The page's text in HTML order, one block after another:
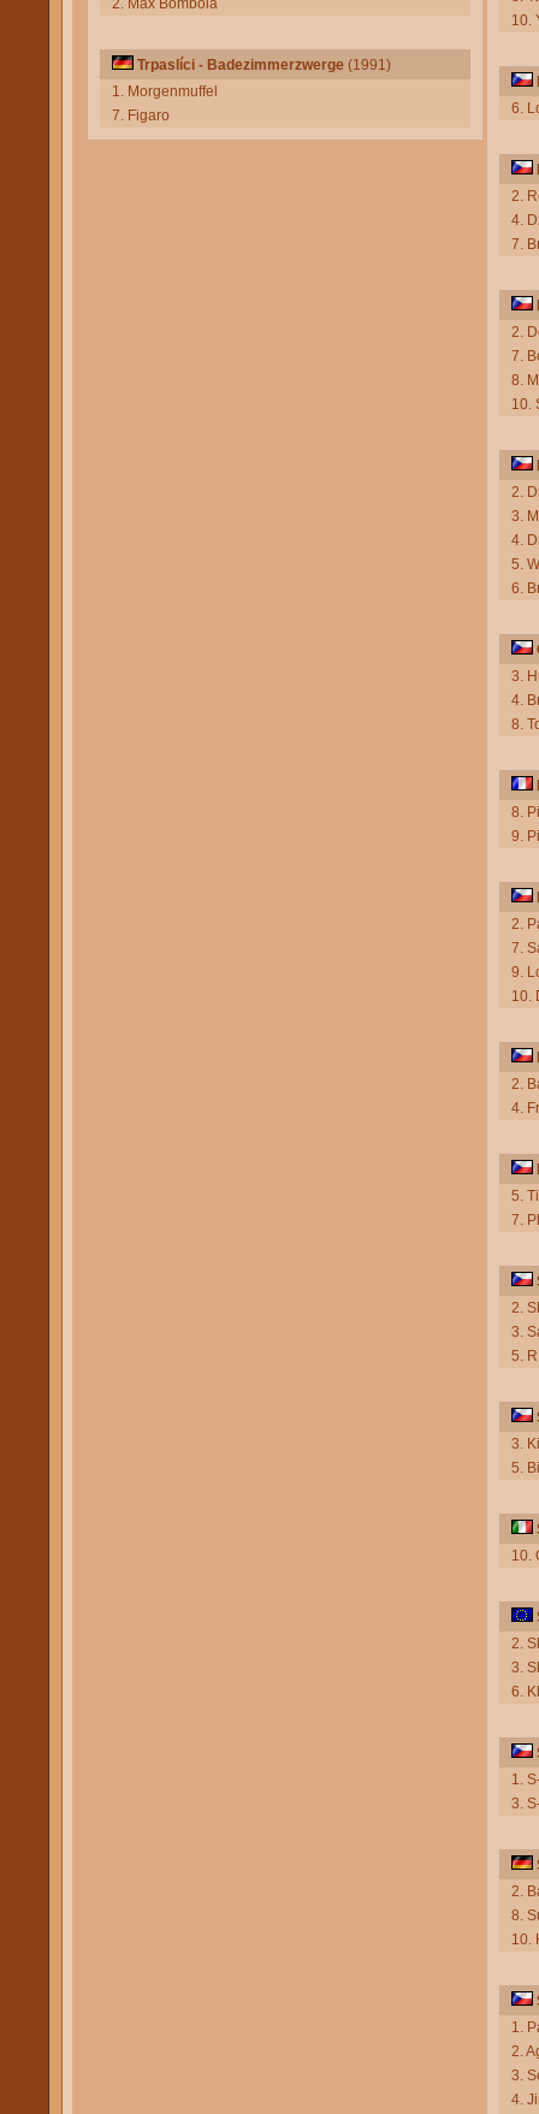
2. Max Bombola
Trpaslíci - Badezimmerzwerge (1991)
1. Morgenmuffel
7. Figaro
10.
6.
2.
4.
7.
2.
7.
8.
10.
2.
3.
4.
5.
6.
3.
4.
8.
8.
9.
2.
7.
9.
10.
2.
4.
5.
7.
2.
3.
5.
3.
5.
10.
2.
3.
6.
1.
3.
2.
8.
10.
1.
2.
3.
4.